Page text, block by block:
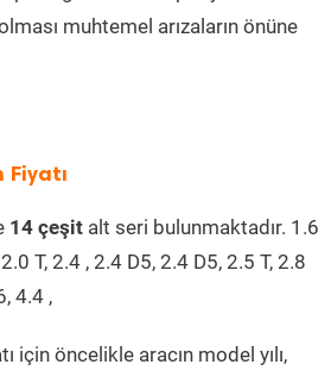
muhtemel arızaların önüne
Fiyatı
14 çeşit alt seri bulunmaktadır. 1.6
T, 2.4 , 2.4 D5, 2.4 D5, 2.5 T, 2.8
4.4 ,
için öncelikle aracın model yılı,